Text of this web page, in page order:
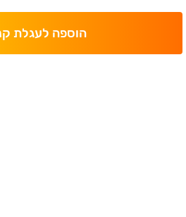
הוספה לעגלת